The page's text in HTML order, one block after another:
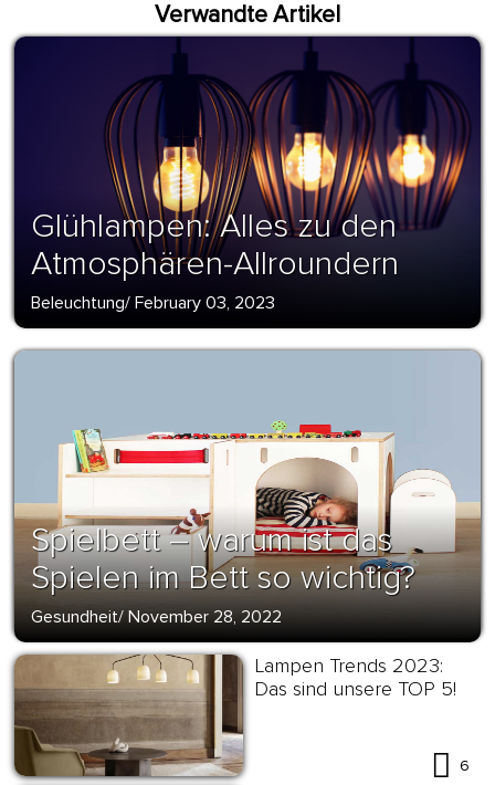
Verwandte Artikel
Glühlampen: Alles zu den
Atmosphären-Allroundern
Beleuchtung/ February 03, 2023
Spielbett – warum ist das
Spielen im Bett so wichtig?
Gesundheit/ November 28, 2022
Lampen Trends 2023:
Das sind unsere TOP 5!
6